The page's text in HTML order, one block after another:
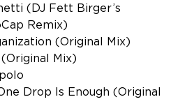
(DJ Fett Birger’s
Remix)
(Original Mix)
Mix)
Drop Is Enough (Original